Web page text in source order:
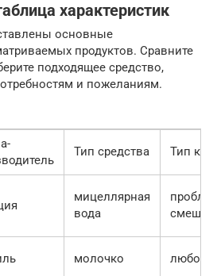
характеристик
основные
продуктов. Сравните
подходящее средство,
и пожеланиям.
Тип средства Тип
мицеллярная
вода
молочко любой